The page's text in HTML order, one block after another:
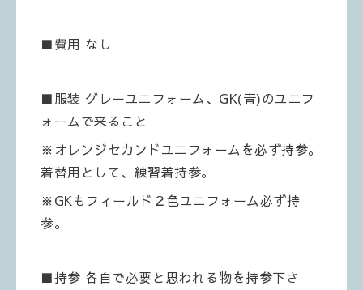
■費用 なし
■服装 グレーユニフォーム、GK(青)のユニフ
ォームで来ること
※オレンジセカンドユニフォームを必ず持参。
着替用として、練習着持参。
※GKもフィールド２色ユニフォーム必ず持
参。
■持参 各自で必要と思われる物を持参下さ